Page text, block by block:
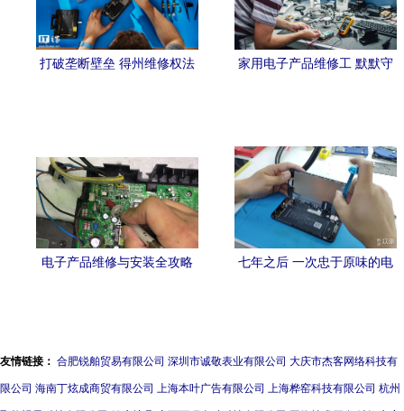
打破垄断壁垒 得州维修权法
家用电子产品维修工 默默守
电子产品维修与安装全攻略
七年之后 一次忠于原味的电
友情链接： 合肥锐舶贸易有限公司 深圳市诚敬表业有限公司 大庆市杰客网络科技有
限公司 海南丁炫成商贸有限公司 上海本叶广告有限公司 上海桦窑科技有限公司 杭州